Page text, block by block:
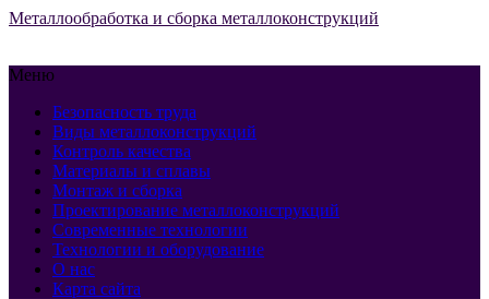
Металлообработка и сборка металлоконструкций
Меню
Безопасность труда
Виды металлоконструкций
Контроль качества
Материалы и сплавы
Монтаж и сборка
Проектирование металлоконструкций
Современные технологии
Технологии и оборудование
О нас
Карта сайта